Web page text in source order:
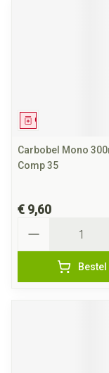
Geneesmiddel
Carbobel Mono
Comp 35
€ 9,60
Bestel